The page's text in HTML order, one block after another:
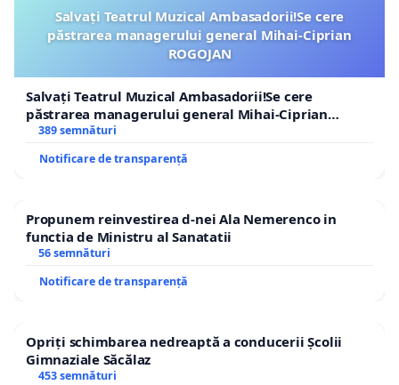
Salvați Teatrul Muzical Ambasadorii!Se cere
păstrarea managerului general Mihai-Ciprian
ROGOJAN
Salvați Teatrul Muzical Ambasadorii!Se cere
păstrarea managerului general Mihai-Ciprian
ROGOJAN
389 semnături
Notificare de transparență
Propunem reinvestirea d-nei Ala Nemerenco in
functia de Ministru al Sanatatii
56 semnături
Notificare de transparență
Opriți schimbarea nedreaptă a conducerii Școlii
Gimnaziale Săcălaz
453 semnături